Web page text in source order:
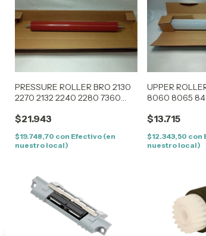
PRESSURE ROLLER BRO 2130
2270 2132 2240 2280 7360
7065
$21.943
$19.748,70 con Efectivo (en
nuestro local)
UPPER
8060 8065
5270 5370
$13.715
$12.343,50 con
nuestro local)